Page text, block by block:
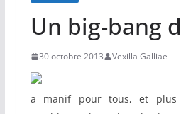
Un big-bang
30 octobre 2013 Vexilla Galliae
a manif pour tous, et plus